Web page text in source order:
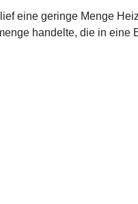
eine geringe Menge
handelte, die in eine